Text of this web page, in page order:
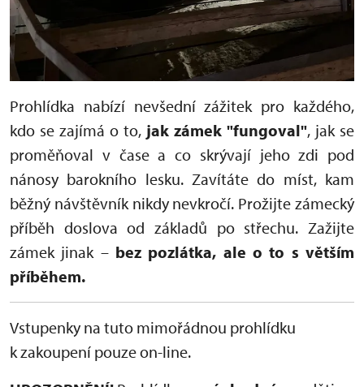
Prohlídka nabízí nevšední zážitek pro každého,
kdo se zajímá o to, jak zámek "fungoval", jak se
proměňoval v čase a co skrývají jeho zdi pod
nánosy barokního lesku. Zavítáte do míst, kam
běžný návštěvník nikdy nevkročí. Prožijte zámecký
příběh doslova od základů po střechu. Zažijte
zámek jinak – bez pozlátka, ale o to s větším
příběhem.
Vstupenky na tuto mimořádnou prohlídku
k zakoupení pouze on-line.